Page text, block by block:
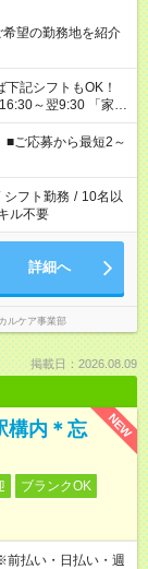
望の勤務地を紹介
翌9:30 「家族
準備がしたい」
を教えてください
40時間を超える場
ご応募から最短2～
シフト勤務 / 10名以
ル不要
詳細へ
ルケア事業部
掲載日：2026.08.09
NEW
構内＊忘
ブランクOK
払い・日払い・週